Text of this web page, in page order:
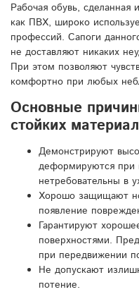
Рабочая обувь, сделанная
как ПВХ, широко
профессий. Сапоги
не доставляют никаких
При этом позволяют
комфортно при любых
Основные
стойких
Демонстрируют
деформируются при
нетребовательны в
Хорошо защищают
появление
Гарантируют
поверхностями.
при передвижении
Не допускают
потение.